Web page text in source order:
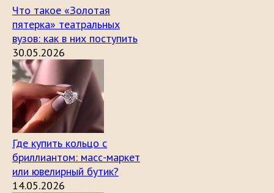
Что такое «Золотая
пятерка» театральных
вузов: как в них поступить
30.05.2026
Где купить кольцо с
бриллиантом: масс-маркет
или ювелирный бутик?
14.05.2026